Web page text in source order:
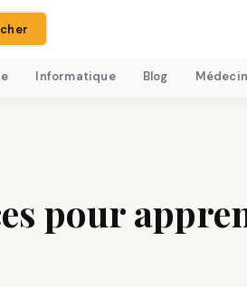
Informatique Blog
pour